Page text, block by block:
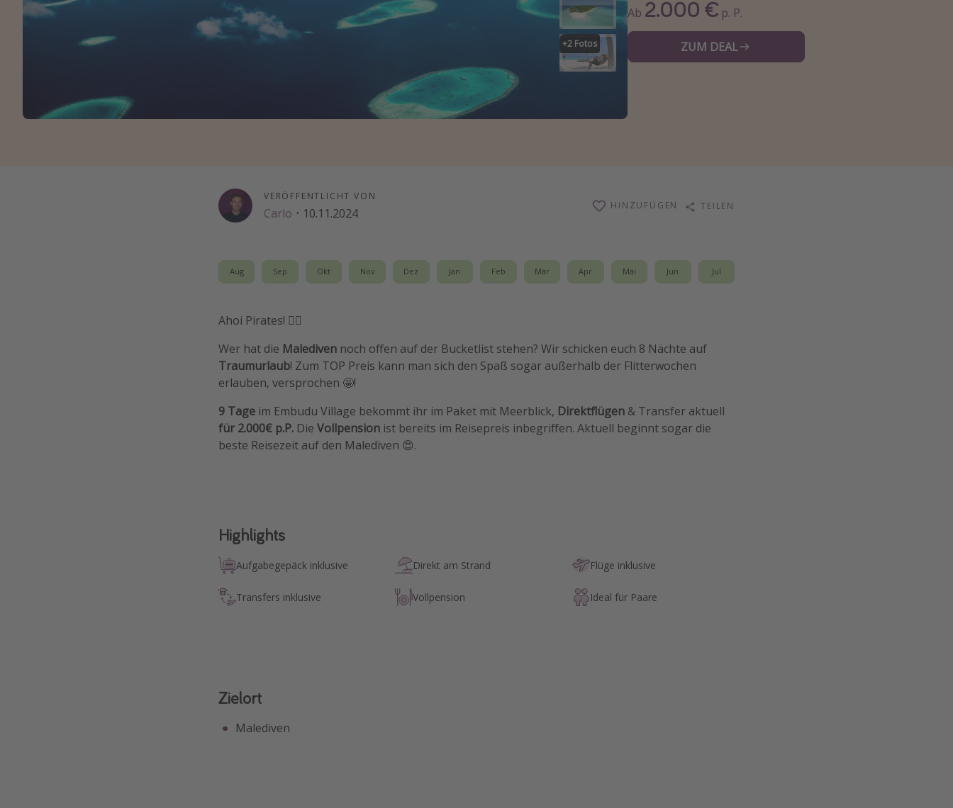
+2 Fotos
Ab 2.000 € p. P.
ZUM DEAL
VERÖFFENTLICHT VON
Carlo · 10.11.2024
HINZUFÜGEN TEILEN
Aug Sep Okt Nov Dez Jan Feb Mär Apr Mai Jun Jul
Ahoi Pirates! 🏴‍☠️
Wer hat die Malediven noch offen auf der Bucketlist stehen? Wir schicken euch 8 Nächte auf
Traumurlaub! Zum TOP Preis kann man sich den Spaß sogar außerhalb der Flitterwochen
erlauben, versprochen 🤩!
9 Tage im Embudu Village bekommt ihr im Paket mit Meerblick, Direktflügen & Transfer aktuell
für 2.000€ p.P. Die Vollpension ist bereits im Reisepreis inbegriffen. Aktuell beginnt sogar die
beste Reisezeit auf den Malediven 😍.
Highlights
Aufgabegepäck inklusive Direkt am Strand Flüge inklusive
Transfers inklusive Vollpension Ideal für Paare
Zielort
Malediven